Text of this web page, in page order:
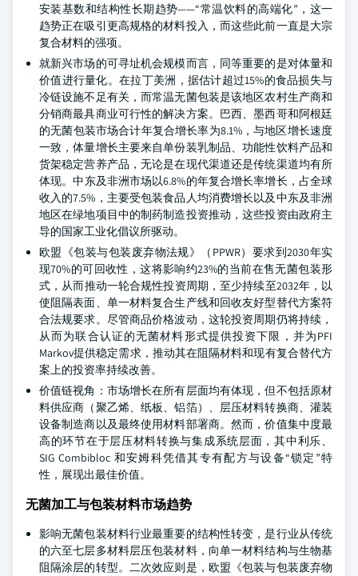
安装基数和结构性长期趋势——“常温饮料的高端化”，这一
趋势正在吸引更高规格的材料投入，而这些此前一直是大宗
复合材料的强项。
就新兴市场的可寻址机会规模而言，同等重要的是对体量和
价值进行量化。在拉丁美洲，据估计超过15%的食品损失与
冷链设施不足有关，而常温无菌包装是该地区农村生产商和
分销商最具商业可行性的解决方案。巴西、墨西哥和阿根廷
的无菌包装市场合计年复合增长率为8.1%，与地区增长速度
一致，体量增长主要来自单份装乳制品、功能性饮料产品和
货架稳定营养产品，无论是在现代渠道还是传统渠道均有所
体现。中东及非洲市场以6.8%的年复合增长率增长，占全球
收入的7.5%，主要受包装食品人均消费增长以及中东及非洲
地区在绿地项目中的制药制造投资推动，这些投资由政府主
导的国家工业化倡议所驱动。
欧盟《包装与包装废弃物法规》（PPWR）要求到2030年实
现70%的可回收性，这将影响约23%的当前在售无菌包装形
式，从而推动一轮合规性投资周期，至少持续至2032年，以
使阻隔表面、单一材料复合生产线和回收友好型替代方案符
合法规要求。尽管商品价格波动，这轮投资周期仍将持续，
从而为联合认证的无菌材料形式提供投资下限，并为PFI
Markov提供稳定需求，推动其在阻隔材料和现有复合替代方
案上的投资率持续改善。
价值链视角：市场增长在所有层面均有体现，但不包括原材
料供应商（聚乙烯、纸板、铝箔）、层压材料转换商、灌装
设备制造商以及最终使用材料部署商。然而，价值集中度最
高的环节在于层压材料转换与集成系统层面，其中利乐、
SIG Combibloc 和安姆科凭借其专有配方与设备“锁定”特
性，展现出最佳价值。
无菌加工与包装材料市场趋势
影响无菌包装材料行业最重要的结构性转变，是行业从传统
的六至七层多材料层压包装材料，向单一材料结构与生物基
阻隔涂层的转型。二次效应则是，欧盟《包装与包装废弃物